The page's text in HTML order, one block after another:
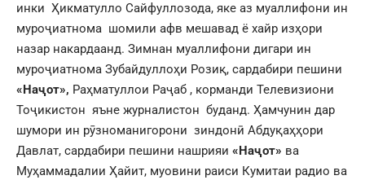
инки Ҳикматулло Сайфуллозода, яке аз муаллифони ин
муроҷиатнома шомили афв мешавад ё хайр изҳори
назар накардаанд. Зимнан муаллифони дигари ин
муроҷиатнома Зубайдуллоҳи Розиқ, сардабири пешини
«Наҷот», Раҳматуллои Раҷаб , корманди Телевизиони
Тоҷикистон яъне журналистон буданд. Ҳамчунин дар
шумори ин рӯзноманигорони зиндонӣ Абдуқаҳҳори
Давлат, сардабири пешини нашрияи «Наҷот» ва
Муҳаммадалии Ҳайит, муовини раиси Кумитаи радио ва